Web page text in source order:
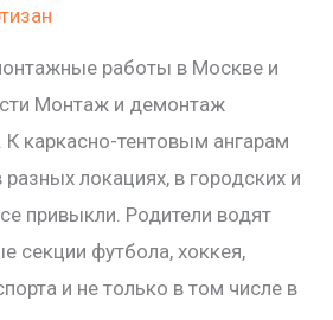
работы в Москве и
Монтаж и демонтаж
К каркасно-тентовым ангарам
локациях, в городских и
привыкли. Родители водят
секции футбола, хоккея,
и не только в том числе в